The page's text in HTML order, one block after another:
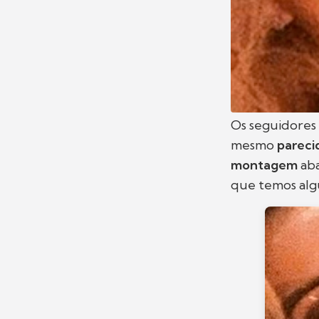
Os
mesmo
montagem
que temos